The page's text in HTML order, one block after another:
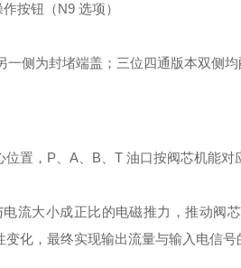
按钮（N9 选项）
侧为封堵端盖；三位四通版本双侧均
置，P、A、B、T 油口按阀芯机能对
流大小成正比的电磁推力，推动阀
变化，最终实现输出流量与输入电信号